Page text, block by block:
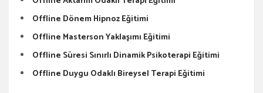
Offline Dönem Hipnoz Eğitimi
Offline Masterson Yaklaşımı Eğitimi
Offline Süresi Sınırlı Dinamik Psikoterapi Eğitimi
Offline Duygu Odaklı Bireysel Terapi Eğitimi